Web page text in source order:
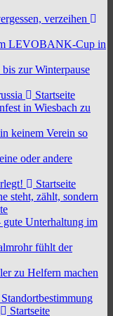
verzeihen
LEVOBANK-Cup in
zur Winterpause
Startseite
in Wiesbach zu
keinem Verein so
oder andere
Startseite
steht, zählt, sondern
gute Unterhaltung im
fühlt der
zu Helfern machen
Startseite